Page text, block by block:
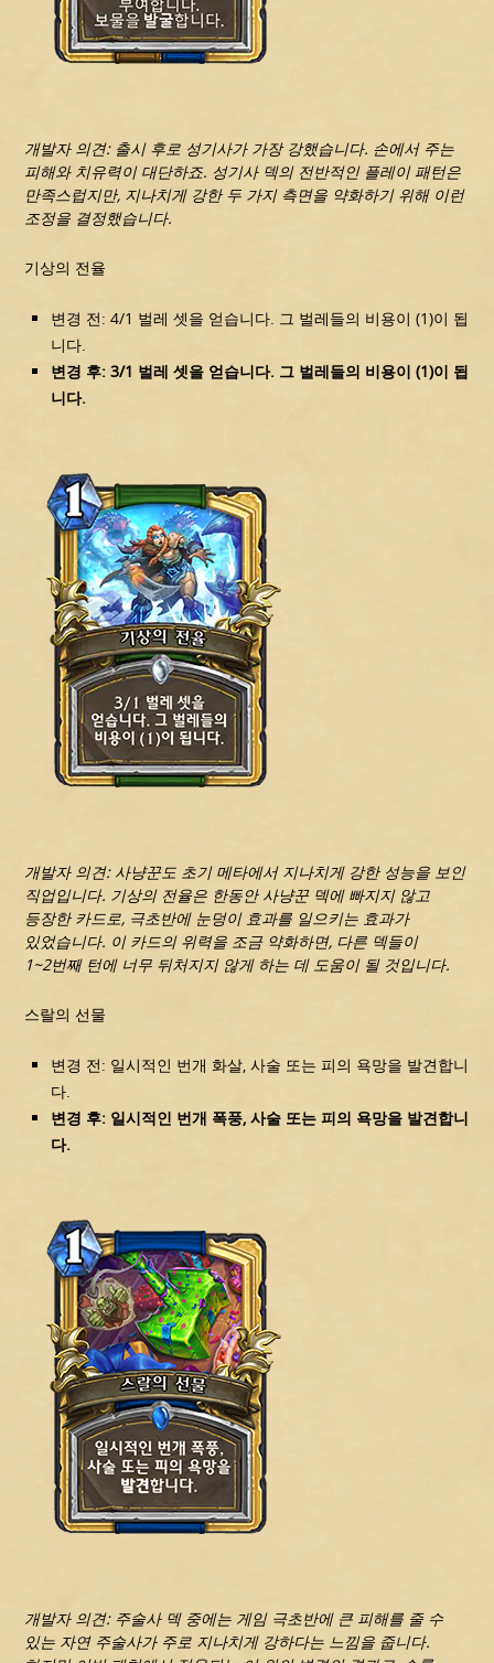
개발자 의견: 출시 후로 성기사가 가장 강했습니다. 손에서 주는
피해와 치유력이 대단하죠. 성기사 덱의 전반적인 플레이 패턴은
만족스럽지만, 지나치게 강한 두 가지 측면을 약화하기 위해 이런
조정을 결정했습니다.
기상의 전율
변경 전: 4/1 벌레 셋을 얻습니다. 그 벌레들의 비용이 (1)이 됩
니다.
변경 후: 3/1 벌레 셋을 얻습니다. 그 벌레들의 비용이 (1)이 됩
니다.
개발자 의견: 사냥꾼도 초기 메타에서 지나치게 강한 성능을 보인
직업입니다. 기상의 전율은 한동안 사냥꾼 덱에 빠지지 않고
등장한 카드로, 극초반에 눈덩이 효과를 일으키는 효과가
있었습니다. 이 카드의 위력을 조금 약화하면, 다른 덱들이
1~2번째 턴에 너무 뒤처지지 않게 하는 데 도움이 될 것입니다.
스랄의 선물
변경 전: 일시적인 번개 화살, 사술 또는 피의 욕망을 발견합니
다.
변경 후: 일시적인 번개 폭풍, 사술 또는 피의 욕망을 발견합니
다.
개발자 의견: 주술사 덱 중에는 게임 극초반에 큰 피해를 줄 수
있는 자연 주술사가 주로 지나치게 강하다는 느낌을 줍니다.